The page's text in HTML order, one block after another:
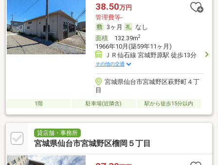
38.50万円
管理費等-
3ヶ月
なし
面積132.39m2
1966年10月(築59年11ヶ月)
ＪＲ仙石線 宮城野原駅 徒歩13分
その他の交通
宮城県仙台市宮城野区萩野町４丁
目
1階 駐車場(近隣含) 駅から徒歩15分以内
貸店舗・事務所
宮城県仙台市宮城野区榴岡５丁目